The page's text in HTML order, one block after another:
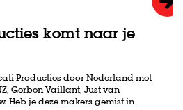
komt naar je
Producties door Nederland met
Gerben Vaillant, Just van
Heb je deze makers gemist in